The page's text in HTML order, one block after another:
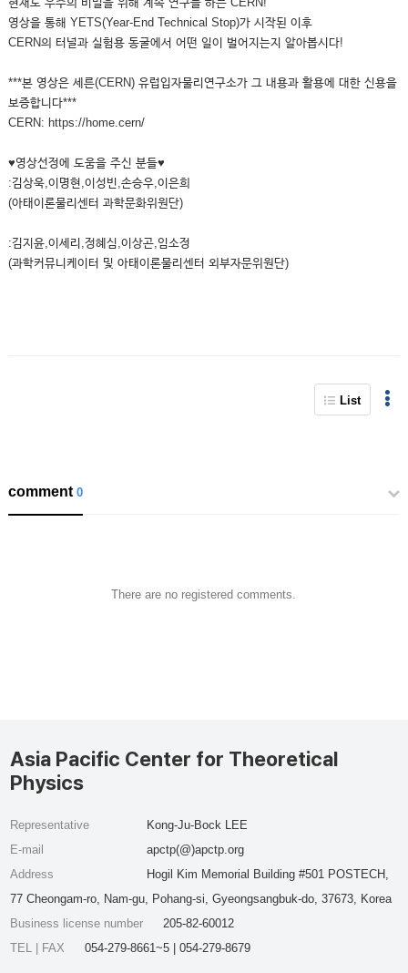
영상을 통해 YETS(Year-End Technical Stop)가 시작된 이후
CERN의 터널과 실험용 동굴에서 어떤 일이 벌어지는지 알아봅시다!
***본 영상은 세른(CERN) 유럽입자물리연구소가 그 내용과 활용에 대한 신용을
보증합니다***
CERN: https://home.cern/
♥영상선정에 도움을 주신 분들♥
:김상욱,이명현,이성빈,손승우,이은희
(아태이론물리센터 과학문화위원단)
:김지윤,이세리,정혜심,이상곤,임소정
(과학커뮤니케이터 및 아태이론물리센터 외부자문위원단)
List
comment0
There are no registered comments.
Asia Pacific Center for Theoretical
Physics
Representative
Kong-Ju-Bock LEE
E-mail
apctp(@)apctp.org
Address
Hogil Kim Memorial Building #501 POSTECH,
77 Cheongam-ro, Nam-gu, Pohang-si, Gyeongsangbuk-do, 37673, Korea
Business license number
205-82-60012
TEL | FAX
054-279-8661~5 | 054-279-8679